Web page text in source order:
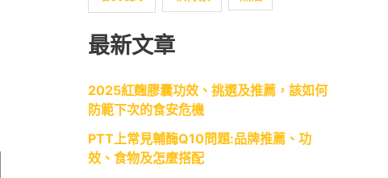
最新文章
2025紅麴膠囊功效、挑選及推薦，該如何
防範下次的食安危機
PTT上常見輔酶Q10問題:品牌推薦、功
效、食物及怎麼搭配